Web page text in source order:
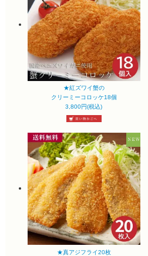
★紅ズワイ蟹の
クリーミーコロッケ18個
3,800円(税込)
★真アジフライ20枚